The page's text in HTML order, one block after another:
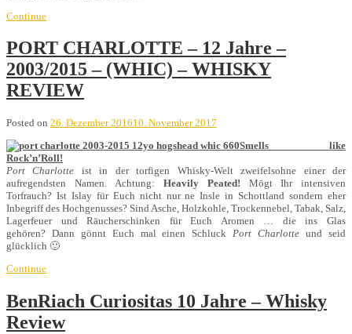
Continue
PORT CHARLOTTE – 12 Jahre –
2003/2015 – (WHIC) – WHISKY
REVIEW
Posted on 26. Dezember 201610. November 2017
Smells like
Rock’n’Roll!
Port Charlotte ist in der torfigen Whisky-Welt zweifelsohne einer der
aufregendsten Namen. Achtung:Heavily Peated! Mögt Ihr intensiven
Torfrauch? Ist Islay für Euch nicht nur ne Insle in Schottland sondern eher
Inbegriff des Hochgenusses? Sind Asche, Holzkohle, Trockennebel, Tabak, Salz,
Lagerfeuer und Räucherschinken für Euch Aromen … die ins Glas
gehören? Dann gönnt Euch mal einen SchluckPort Charlotte und seid
glücklich 🙂
Continue
BenRiach Curiositas 10 Jahre – Whisky
Review